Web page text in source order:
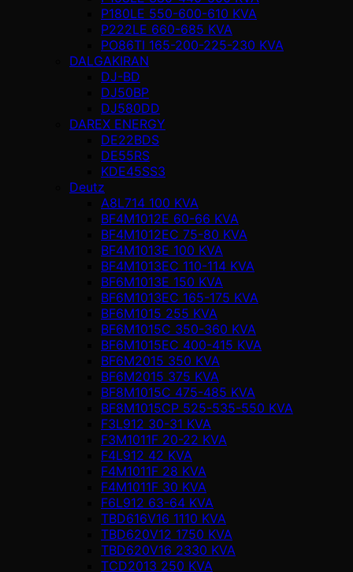
P180LE 550-600-610 KVA
P222LE 660-685 KVA
PO86TI 165-200-225-230 KVA
DALGAKIRAN
DJ-BD
DJ50BP
DJ580DD
DAREX ENERGY
DE22BDS
DE55RS
KDE45SS3
Deutz
A8L714 100 KVA
BF4M1012E 60-66 KVA
BF4M1012EC 75-80 KVA
BF4M1013E 100 KVA
BF4M1013EC 110-114 KVA
BF6M1013E 150 KVA
BF6M1013EC 165-175 KVA
BF6M1015 255 KVA
BF6M1015C 350-360 KVA
BF6M1015EC 400-415 KVA
BF6M2015 350 KVA
BF6M2015 375 KVA
BF8M1015C 475-485 KVA
BF8M1015CP 525-535-550 KVA
F3L912 30-31 KVA
F3M1011F 20-22 KVA
F4L912 42 KVA
F4M1011F 28 KVA
F4M1011F 30 KVA
F6L912 63-64 KVA
TBD616V16 1110 KVA
TBD620V12 1750 KVA
TBD620V16 2330 KVA
TCD2013 250 KVA